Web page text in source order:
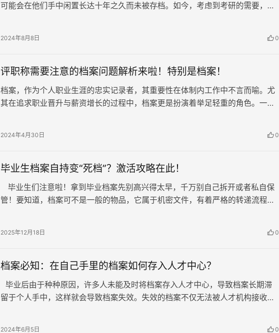
可能会在他们手中闲置长达十年之久而未被存档。如今，考虑到考研的需要，想
2024年8月8日 0
评职称需要注意的档案问题解析来啦！特别是档案！
档案，作为个人职业生涯的忠实记录者，其重要性在体制内工作中不言而喻。尤
其在追求职业晋升与薪资增长的过程中，档案更是扮演着举足轻重的角色。一旦
2024年4月30日 0
毕业生档案自持变“死档”？激活攻略在此！
毕业生们注意啦！拿到毕业档案先别高兴得太早，千万别自己拆开或者私自保
管！要知道，档案可不是一般的物品，它属于机密文件，有着严格的转递流程。
2025年12月18日 0
档案必知：在自己手里的档案如何存入人才中心？
毕业后由于种种原因，许多人未能及时将档案存入人才中心，导致档案长期滞
留于个人手中，这样就会导致档案失效。失效的档案不仅无法被人才机构接收，
2024年6月5日 0